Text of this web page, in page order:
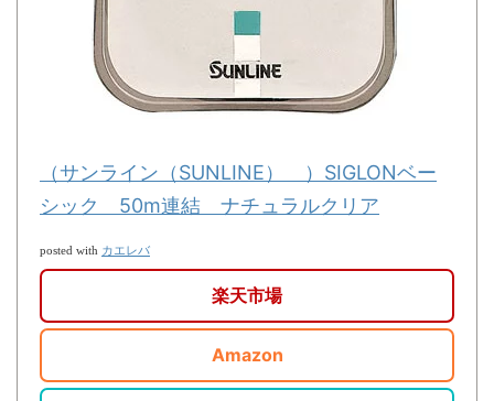
（サンライン（SUNLINE） ）SIGLONベー
シック 50m連結 ナチュラルクリア
posted with カエレバ
楽天市場
Amazon